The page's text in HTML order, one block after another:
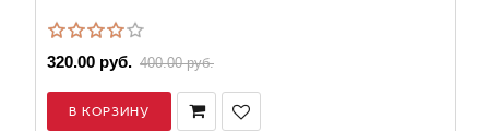
320.00 руб. 400.00 руб.
В КОРЗИНУ